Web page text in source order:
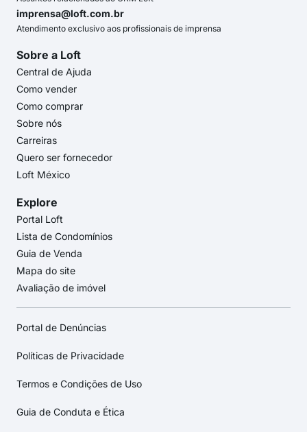
imprensa@loft.com.br
Atendimento exclusivo aos profissionais de imprensa
Sobre a Loft
Central de Ajuda
Como vender
Como comprar
Sobre nós
Carreiras
Quero ser fornecedor
Loft México
Explore
Portal Loft
Lista de Condomínios
Guia de Venda
Mapa do site
Avaliação de imóvel
Portal de Denúncias
Políticas de Privacidade
Termos e Condições de Uso
Guia de Conduta e Ética